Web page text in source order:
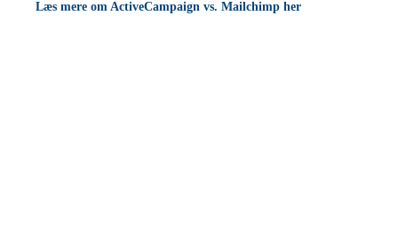
Læs mere om ActiveCampaign vs. Mailchimp her